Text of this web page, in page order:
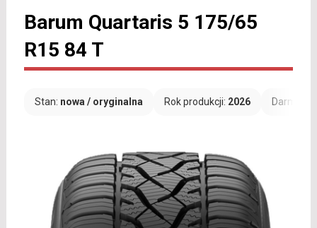
Barum Quartaris 5 175/65
R15 84 T
Stan: nowa / oryginalna Rok produkcji: 2026